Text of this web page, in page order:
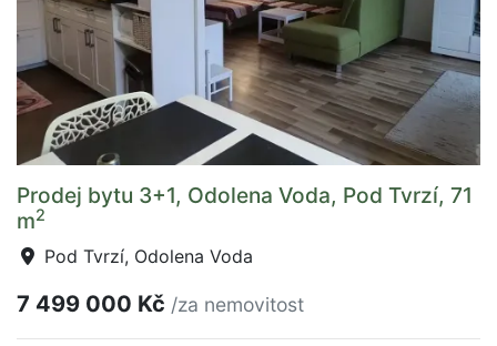
Prodej bytu 3+1, Odolena Voda, Pod Tvrzí, 71
m2
Pod Tvrzí, Odolena Voda
7 499 000 Kč /za nemovitost